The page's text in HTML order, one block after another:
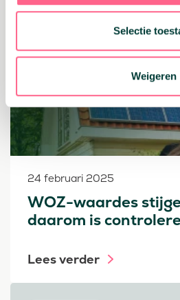
Selectie
Weigeren
Geld vrijmaken Hypotheken
24 februari 2025
WOZ-waardes
daarom is
Lees verder